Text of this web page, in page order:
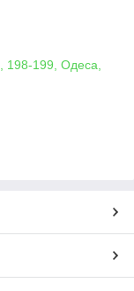
198-199, Одеса,